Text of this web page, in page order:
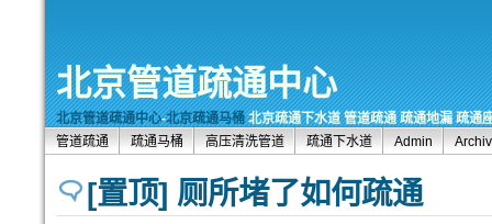
北京管道疏通中心
北京管道疏通中心-北京疏通马桶北京疏通下水道 管道疏通 疏通地漏 疏通
管道疏通
疏通马桶 高压清洗管道 疏通下水道 Admin
[置顶] 厕所堵了如何疏通